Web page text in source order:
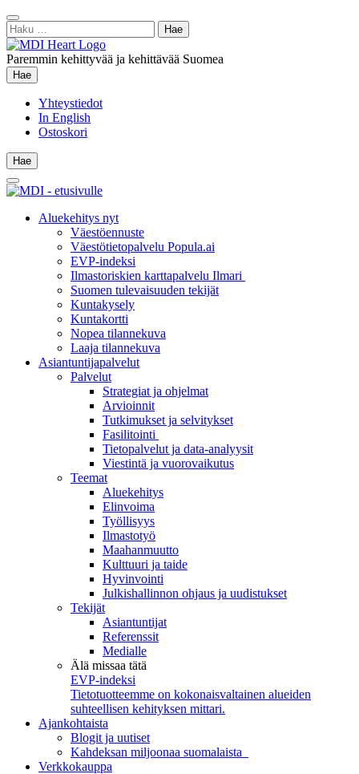
Siirry
sisältöön
Sulje
hae
Haku:
Paremmin kehittyvää ja kehittävää Suomea
Hae
Hae
Yhteystiedot
In English
Ostoskori
Hae
Hae
Main
Menu
Aluekehitys nyt
Väestöennuste
Väestötietopalvelu Popula.ai
EVP-indeksi
Ilmastoriskien karttapalvelu Ilmari
Suomen tulevaisuuden tekijät
Kuntakysely
Kuntakortti
Nopea tilannekuva
Laaja tilannekuva
Asiantuntijapalvelut
Palvelut
Strategiat ja ohjelmat
Arvioinnit
Tutkimukset ja selvitykset
Fasilitointi
Tietopalvelut ja data-analyysit
Viestintä ja vuorovaikutus
Teemat
Aluekehitys
Elinvoima
Työllisyys
Ilmastotyö
Maahanmuutto
Kulttuuri ja taide
Hyvinvointi
Julkishallinnon ohjaus ja uudistukset
Tekijät
Asiantuntijat
Referenssit
Medialle
Älä missaa tätä
EVP-indeksi
Tietotuotteemme on kokonaisvaltainen alueiden
suhteellisen kehityksen mittari.
Ajankohtaista
Blogit ja uutiset
Kahdeksan miljoonaa suomalaista
Verkkokauppa